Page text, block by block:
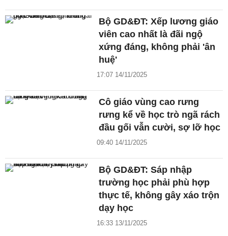
Bộ GD&ĐT: Xếp lương giáo
viên cao nhất là đãi ngộ
xứng đáng, không phải 'ân
huệ'
17:07 14/11/2025
Cô giáo vùng cao rưng
rưng kể về học trò ngã rách
đầu gối vẫn cười, sợ lỡ học
09:40 14/11/2025
Bộ GD&ĐT: Sáp nhập
trường học phải phù hợp
thực tế, không gây xáo trộn
dạy học
16:33 13/11/2025